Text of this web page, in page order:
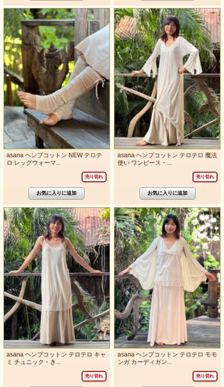
asana ヘンプコットン NEW テロテ
ロ レッグウォーマ...
売り切れ
asana ヘンプコットン テロテロ 魔法
使い ワンピース・...
売り切れ
asana ヘンプコットン テロテロ キャ
ミ チュニック・き...
売り切れ
asana ヘンプコットン テロテロ モモ
ンガ カーディガン...
売り切れ